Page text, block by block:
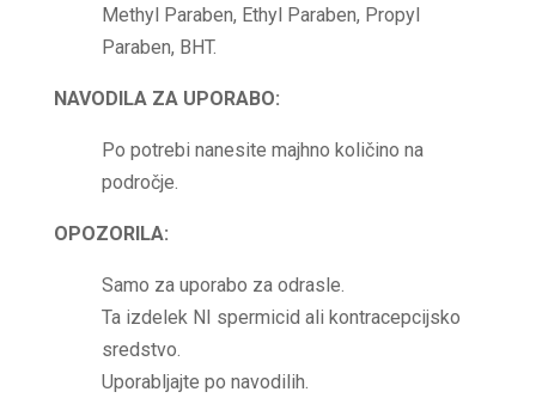
Methyl Paraben, Ethyl Paraben, Propyl
Paraben, BHT.
NAVODILA ZA UPORABO:
Po potrebi nanesite majhno količino na
področje.
OPOZORILA:
Samo za uporabo za odrasle.
Ta izdelek NI spermicid ali kontracepcijsko
sredstvo.
Uporabljajte po navodilih.